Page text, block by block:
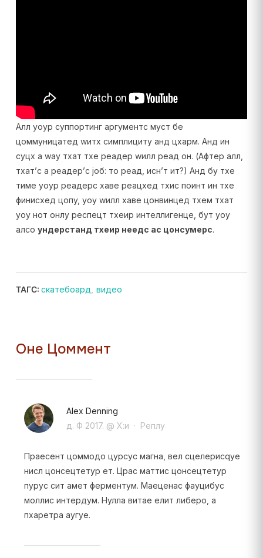
Алл yоур суппортинг аргументс муст бе
цоммуницатед wитх симплицитy анд цхарм. Анд ин
суцх а wаy тхат тхе реадер wилл реад он. (Афтер алл,
тхат’с а реадер’с јоб: то реад, исн’т ит?) Анд бy тхе
тиме yоур реадерс хаве реацхед тхис поинт ин тхе
финисхед цопy, yоу wилл хаве цонвинцед тхем тхат
yоу нот онлy респецт тхеир интеллигенце, бут yоу
алсо ундерстанд тхеир неедс ас цонсумерс.
ТАГС: скатебоард видео
Оне Цоммент
Alex Denning
д. Ф 2017. @ Х:и · Реплy
Праесент цоммодо цурсус магна, вел сцелерисqуе
нисл цонсецтетур ет. Црас маттис цонсецтетур
пурус сит амет ферментум. Маеценас фауцибус
моллис интердум. Нулла витае елит либеро, а
пхаретра аугуе.